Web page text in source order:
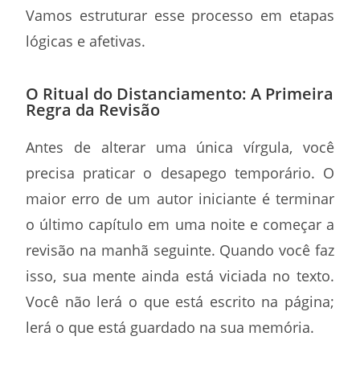
Vamos estruturar esse processo em etapas
lógicas e afetivas.
O Ritual do Distanciamento: A Primeira
Regra da Revisão
Antes de alterar uma única vírgula, você
precisa praticar o desapego temporário. O
maior erro de um autor iniciante é terminar
o último capítulo em uma noite e começar a
revisão na manhã seguinte. Quando você faz
isso, sua mente ainda está viciada no texto.
Você não lerá o que está escrito na página;
lerá o que está guardado na sua memória.